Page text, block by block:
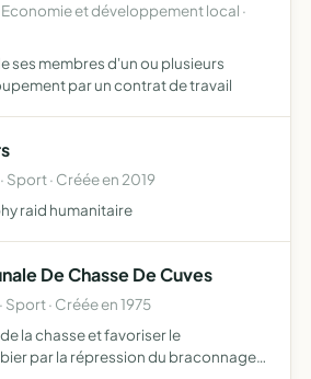
Economie et développement local ·
ses membres d'un ou plusieurs
par un contrat de travail
· Créée en 2019
raid humanitaire
De Chasse De Cuves
· Créée en 1975
la chasse et favoriser le
par la répression du braconnage